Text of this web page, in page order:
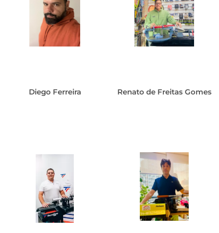
Diego Ferreira Renato de Freitas Gomes